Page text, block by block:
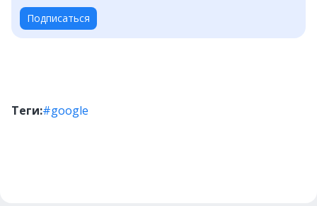
Подписаться
Теги:#google